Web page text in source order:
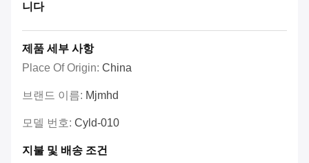
니다
제품 세부 사항
Place Of Origin: China
브랜드 이름: Mjmhd
모델 번호: Cyld-010
지불 및 배송 조건